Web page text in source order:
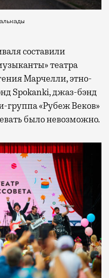
составили
театра
Марчелли, этно-
Spokanki, джаз-бэнд
группа «Рубеж Веков»
было невозможно.